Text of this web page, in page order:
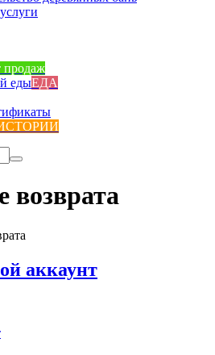
продаж
едыЕДА
аккаунт